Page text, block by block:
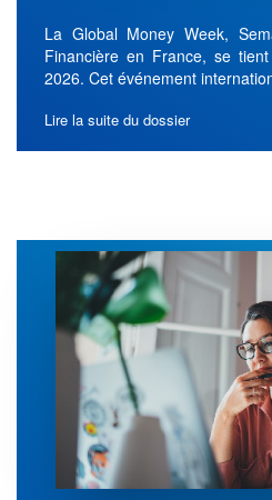
La Global Money Week,
Financière en France, se
2026. Cet événement
Lire la suite du dossier